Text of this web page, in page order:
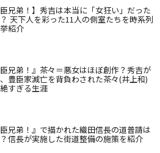
臣兄弟！】秀吉は本当に「女狂い」だった
天下人を彩った11人の側室たちを時系列
紹介
臣兄弟！』茶々＝悪女はほぼ創作？秀吉が
豊臣家滅亡を背負わされた茶々(井上和)
すぎる生涯
臣兄弟！』で描かれた織田信長の道普請は
信長が実施した街道整備の施策を紹介